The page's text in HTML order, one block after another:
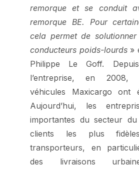
remorque et se conduit
remorque BE. Pour
cela permet de
conducteurs poids-lourds»
Philippe Le Goff.
l’entreprise, en 2008,
véhicules Maxicargo ont
Aujourd’hui, les
importantes du secteur
clients les plus
transporteurs, en
des livraisons